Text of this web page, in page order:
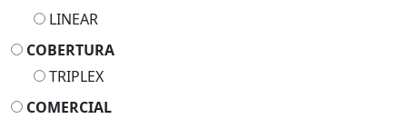
LINEAR
COBERTURA
TRIPLEX
COMERCIAL